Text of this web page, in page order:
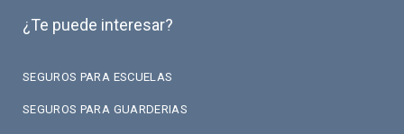
¿Te puede interesar?
SEGUROS PARA ESCUELAS
SEGUROS PARA GUARDERIAS